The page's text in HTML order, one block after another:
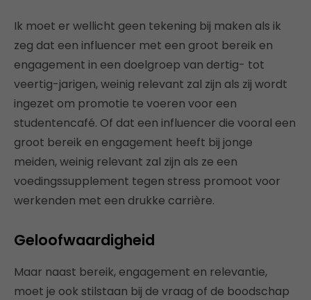
Ik moet er wellicht geen tekening bij maken als ik
zeg dat een influencer met een groot bereik en
engagement in een doelgroep van dertig- tot
veertig-jarigen, weinig relevant zal zijn als zij wordt
ingezet om promotie te voeren voor een
studentencafé. Of dat een influencer die vooral een
groot bereik en engagement heeft bij jonge
meiden, weinig relevant zal zijn als ze een
voedingssupplement tegen stress promoot voor
werkenden met een drukke carrière.
Geloofwaardigheid
Maar naast bereik, engagement en relevantie,
moet je ook stilstaan bij de vraag of de boodschap